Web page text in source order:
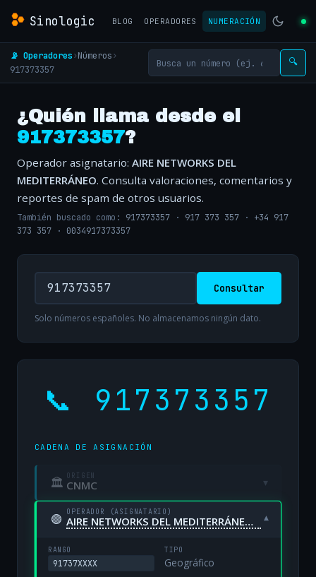
Sinologic BLOG OPERADORES NUMERACIÓN
📡 Operadores›Números›
917373357
🔍
¿Quién llama desde el
917373357?
Operador asignatario: AIRE NETWORKS DEL
MEDITERRÁNEO. Consulta valoraciones, comentarios y
reportes de spam de otros usuarios.
También buscado como: 917373357 · 917 373 357 · +34 917
373 357 · 0034917373357
Consultar
Solo números españoles. No almacenamos ningún dato.
📞 917373357
CADENA DE ASIGNACIÓN
🏛 ORIGEN
CNMC ▾
🟢 OPERADOR (ASIGNATARIO)
AIRE NETWORKS DEL MEDITERRÁNEO, S.L. UNIPERSONAL ▾
RANGO
91737XXXX
TIPO
Geográfico